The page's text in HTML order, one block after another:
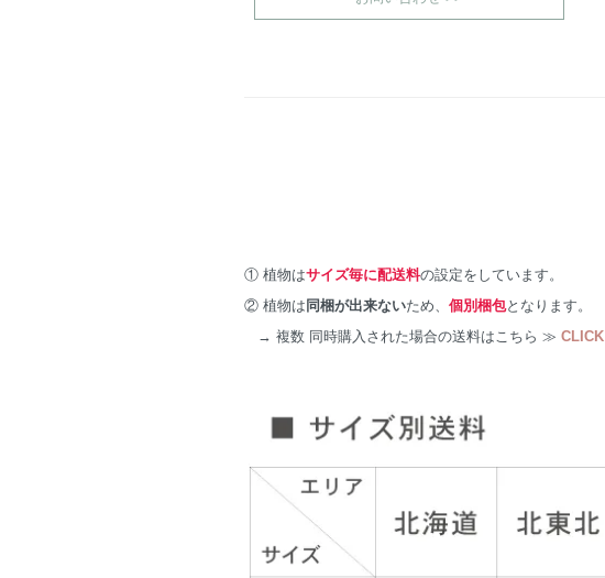
① 植物はサイズ毎に配送料の設定をしています。
② 植物は 同梱が出来ないため、 個別梱包となります。
→ 複数 同時購入された場合の送料はこちら ≫ CLICK